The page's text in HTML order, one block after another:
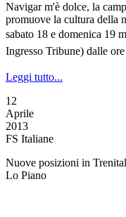
Navigar m'è dolce, la
promuove la cultura della
sabato 18 e domenica 19
Ingresso Tribune) dalle
Leggi tutto...
12
Aprile
2013
FS Italiane
Nuove posizioni in
Lo Piano